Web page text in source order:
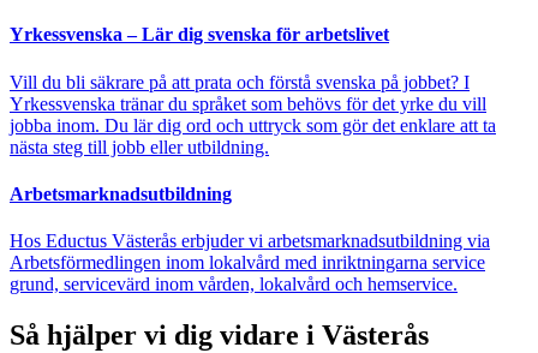
Yrkessvenska – Lär dig svenska för arbetslivet
Vill du bli säkrare på att prata och förstå svenska på jobbet? I
Yrkessvenska tränar du språket som behövs för det yrke du vill
jobba inom. Du lär dig ord och uttryck som gör det enklare att ta
nästa steg till jobb eller utbildning.
Arbetsmarknadsutbildning
Hos Eductus Västerås erbjuder vi arbetsmarknadsutbildning via
Arbetsförmedlingen inom lokalvård med inriktningarna service
grund, servicevärd inom vården, lokalvård och hemservice.
Så hjälper vi dig vidare i Västerås